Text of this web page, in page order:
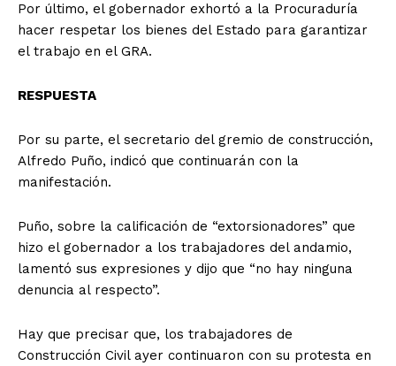
Por último, el gobernador exhortó a la Procuraduría
hacer respetar los bienes del Estado para garantizar
el trabajo en el GRA.
RESPUESTA
Por su parte, el secretario del gremio de construcción,
Alfredo Puño, indicó que continuarán con la
manifestación.
Puño, sobre la calificación de “extorsionadores” que
hizo el gobernador a los trabajadores del andamio,
lamentó sus expresiones y dijo que “no hay ninguna
denuncia al respecto”.
Hay que precisar que, los trabajadores de
Construcción Civil ayer continuaron con su protesta en